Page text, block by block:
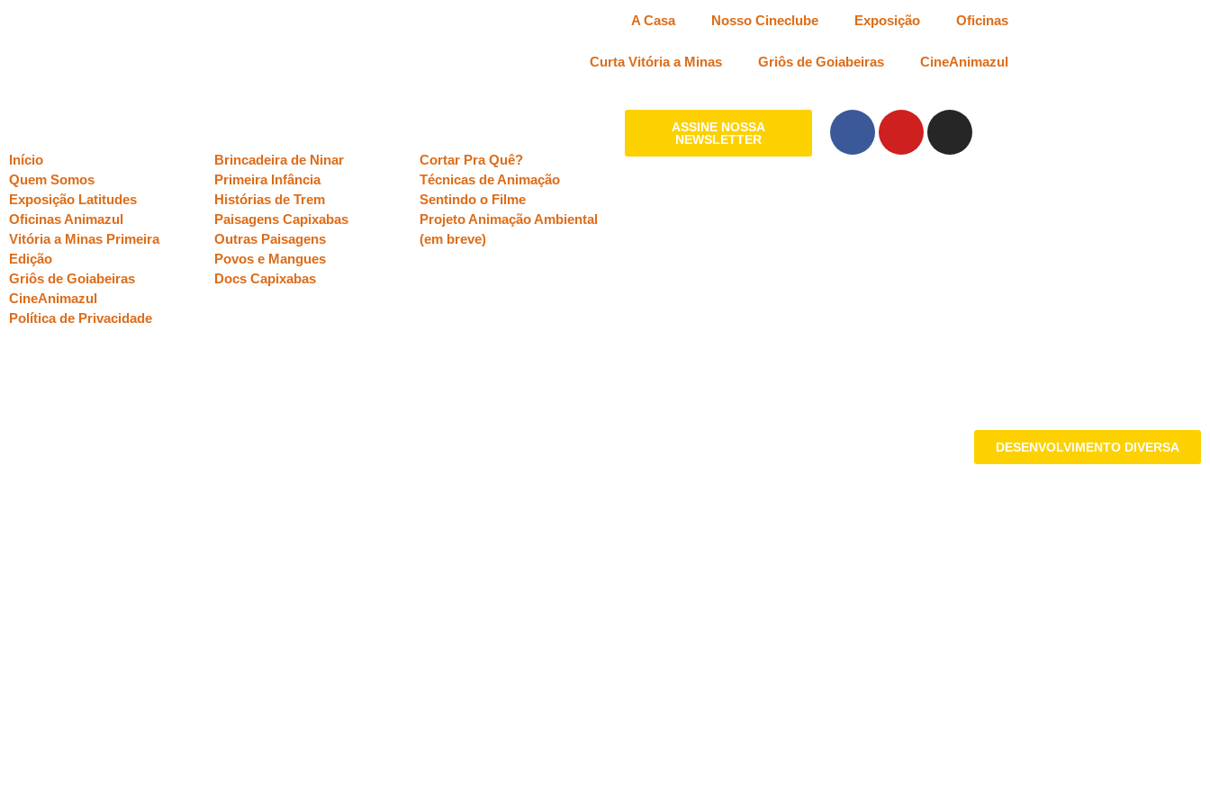
A Casa Nosso Cineclube Exposição Oficinas
Curta Vitória a Minas Griôs de Goiabeiras CineAnimazul
Início
Quem Somos
Exposição Latitudes
Oficinas Animazul
Vitória a Minas Primeira
Edição
Griôs de Goiabeiras
CineAnimazul
Política de Privacidade
Brincadeira de Ninar
Primeira Infância
Histórias de Trem
Paisagens Capixabas
Outras Paisagens
Povos e Mangues
Docs Capixabas
Cortar Pra Quê?
Técnicas de Animação
Sentindo o Filme
Projeto Animação Ambiental
(em breve)
ASSINE NOSSA
NEWSLETTER
DESENVOLVIMENTO DIVERSA